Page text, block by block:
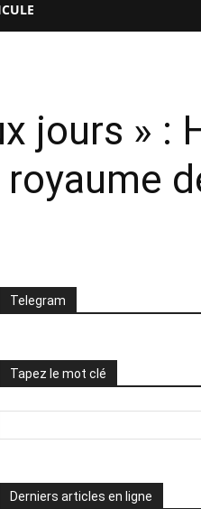
jours » :
Telegram
Tapez le mot clé
Derniers articles en ligne